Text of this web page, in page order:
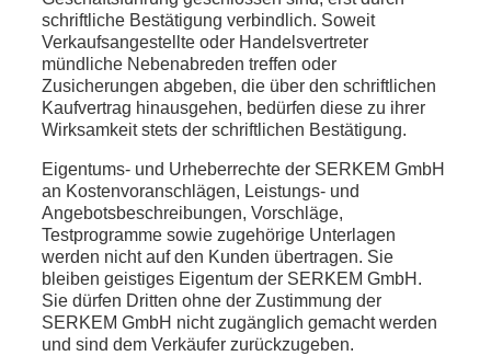
schriftliche Bestätigung verbindlich. Soweit
Verkaufsangestellte oder Handelsvertreter
mündliche Nebenabreden treffen oder
Zusicherungen abgeben, die über den schriftlichen
Kaufvertrag hinausgehen, bedürfen diese zu ihrer
Wirksamkeit stets der schriftlichen Bestätigung.
Eigentums- und Urheberrechte der SERKEM GmbH
an Kostenvoranschlägen, Leistungs- und
Angebotsbeschreibungen, Vorschläge,
Testprogramme sowie zugehörige Unterlagen
werden nicht auf den Kunden übertragen. Sie
bleiben geistiges Eigentum der SERKEM GmbH.
Sie dürfen Dritten ohne der Zustimmung der
SERKEM GmbH nicht zugänglich gemacht werden
und sind dem Verkäufer zurückzugeben.